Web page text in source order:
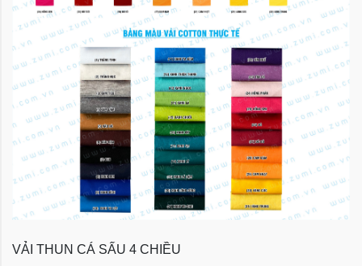
VẢI THUN CÁ SẤU 4 CHIỀU